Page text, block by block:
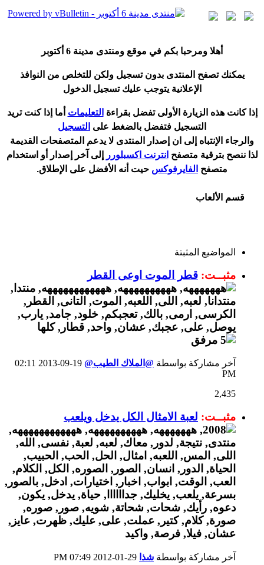
هلا ومرحبا بكم في موقع ومنتدى مدينة 6 أكتوبر
يمكنك تصفح المنتدى بدون تسجيل ولكن للتخلص من النوافذ
الإعلانية يتوجب عليك تسجيل الدخول
إذا كانت هذه الزيارة الأولى تفضل بقراءة التعليمات ما إذا كنت تريد
التسجيل فتفضل بالضغط على التسجيل
والرجاء الإنتباه إلى ان إصدار المنتدى لا يدعم المتصفحات القديمة
لذا ننصح بترقية متصفح انترنت اكسبلورر إلى آخر إصدار أو استخدام
متصفح الفايرفوكس حيت نه الأفضل على الإطلاق.
قسم الألعاب
المواضيع المثبتة
مثبــت: قطر الموت اوعى القطر
آخر مشاركة بواسطة @الملاك الطيب@
02:11
PM
2,435
مثبــت: لعبة الامثال الكل يدخل ويلعب
آخر مشاركة بواسطة شذا
07:49 PM